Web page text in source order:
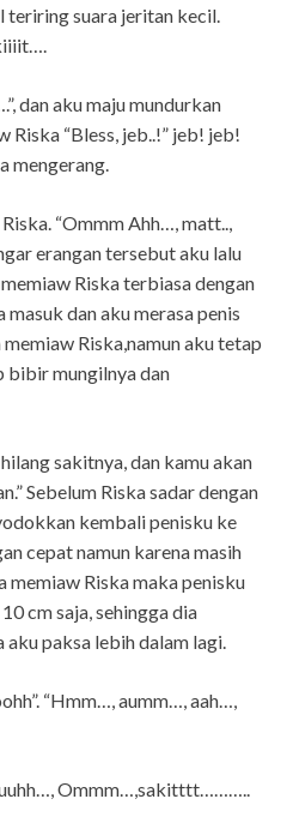
teriring suara jeritan kecil.
dan aku maju mundurkan
Riska “Bless, jeb..!” jeb! jeb!
mengerang.
“Ommm Ahh…, matt..,
erangan tersebut aku lalu
Riska terbiasa dengan
masuk dan aku merasa penis
Riska,namun aku tetap
bibir mungilnya dan
sakitnya, dan kamu akan
Sebelum Riska sadar dengan
kembali penisku ke
cepat namun karena masih
memiaw Riska maka penisku
cm saja, sehingga dia
paksa lebih dalam lagi.
“Hmm…, aumm…, aah…,
Ommm…,sakitttt………..